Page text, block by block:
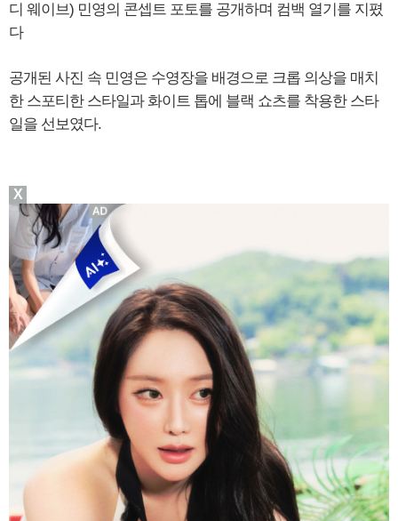
디 웨이브) 민영의 콘셉트 포토를 공개하며 컴백 열기를 지폈
다
공개된 사진 속 민영은 수영장을 배경으로 크롭 의상을 매치
한 스포티한 스타일과 화이트 톱에 블랙 쇼츠를 착용한 스타
일을 선보였다.
X